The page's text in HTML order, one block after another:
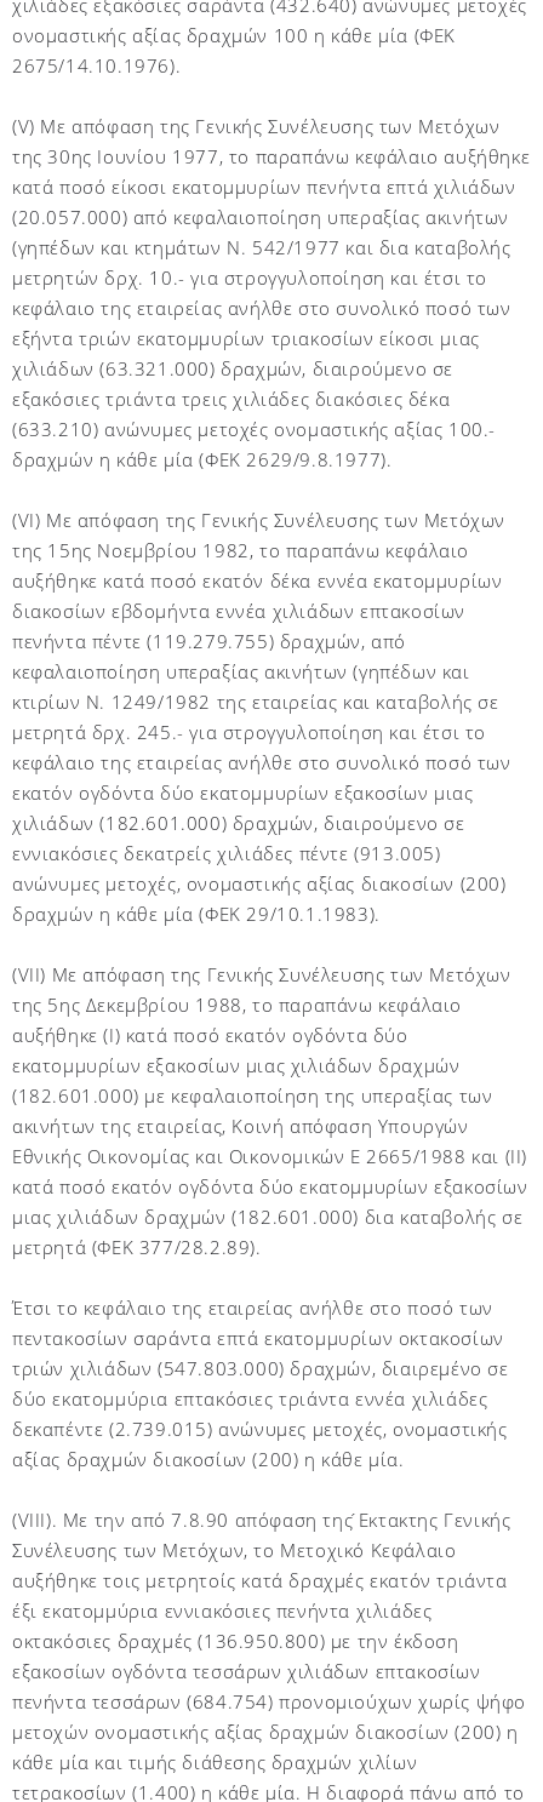
χιλιάδες εξακόσιες σαράντα (432.640) ανώνυμες μετοχές
ονομαστικής αξίας δραχμών 100 η κάθε μία (ΦΕΚ
2675/14.10.1976).
(V) Με απόφαση της Γενικής Συνέλευσης των Μετόχων
της 30ης Ιουνίου 1977, το παραπάνω κεφάλαιο αυξήθηκε
κατά ποσό είκοσι εκατομμυρίων πενήντα επτά χιλιάδων
(20.057.000) από κεφαλαιοποίηση υπεραξίας ακινήτων
(γηπέδων και κτημάτων Ν. 542/1977 και δια καταβολής
μετρητών δρχ. 10.- για στρογγυλοποίηση και έτσι το
κεφάλαιο της εταιρείας ανήλθε στο συνολικό ποσό των
εξήντα τριών εκατομμυρίων τριακοσίων είκοσι μιας
χιλιάδων (63.321.000) δραχμών, διαιρούμενο σε
εξακόσιες τριάντα τρεις χιλιάδες διακόσιες δέκα
(633.210) ανώνυμες μετοχές ονομαστικής αξίας 100.-
δραχμών η κάθε μία (ΦΕΚ 2629/9.8.1977).
(VI) Με απόφαση της Γενικής Συνέλευσης των Μετόχων
της 15ης Νοεμβρίου 1982, το παραπάνω κεφάλαιο
αυξήθηκε κατά ποσό εκατόν δέκα εννέα εκατομμυρίων
διακοσίων εβδομήντα εννέα χιλιάδων επτακοσίων
πενήντα πέντε (119.279.755) δραχμών, από
κεφαλαιοποίηση υπεραξίας ακινήτων (γηπέδων και
κτιρίων Ν. 1249/1982 της εταιρείας και καταβολής σε
μετρητά δρχ. 245.- για στρογγυλοποίηση και έτσι το
κεφάλαιο της εταιρείας ανήλθε στο συνολικό ποσό των
εκατόν ογδόντα δύο εκατομμυρίων εξακοσίων μιας
χιλιάδων (182.601.000) δραχμών, διαιρούμενο σε
εννιακόσιες δεκατρείς χιλιάδες πέντε (913.005)
ανώνυμες μετοχές, ονομαστικής αξίας διακοσίων (200)
δραχμών η κάθε μία (ΦΕΚ 29/10.1.1983).
(VII) Με απόφαση της Γενικής Συνέλευσης των Μετόχων
της 5ης Δεκεμβρίου 1988, το παραπάνω κεφάλαιο
αυξήθηκε (Ι) κατά ποσό εκατόν ογδόντα δύο
εκατομμυρίων εξακοσίων μιας χιλιάδων δραχμών
(182.601.000) με κεφαλαιοποίηση της υπεραξίας των
ακινήτων της εταιρείας, Κοινή απόφαση Υπουργών
Εθνικής Οικονομίας και Οικονομικών Ε 2665/1988 και (ΙΙ)
κατά ποσό εκατόν ογδόντα δύο εκατομμυρίων εξακοσίων
μιας χιλιάδων δραχμών (182.601.000) δια καταβολής σε
μετρητά (ΦΕΚ 377/28.2.89).
Έτσι το κεφάλαιο της εταιρείας ανήλθε στο ποσό των
πεντακοσίων σαράντα επτά εκατομμυρίων οκτακοσίων
τριών χιλιάδων (547.803.000) δραχμών, διαιρεμένο σε
δύο εκατομμύρια επτακόσιες τριάντα εννέα χιλιάδες
δεκαπέντε (2.739.015) ανώνυμες μετοχές, ονομαστικής
αξίας δραχμών διακοσίων (200) η κάθε μία.
(VIII). Με την από 7.8.90 απόφαση της ́Εκτακτης Γενικής
Συνέλευσης των Μετόχων, το Μετοχικό Κεφάλαιο
αυξήθηκε τοις μετρητοίς κατά δραχμές εκατόν τριάντα
έξι εκατομμύρια εννιακόσιες πενήντα χιλιάδες
οκτακόσιες δραχμές (136.950.800) με την έκδοση
εξακοσίων ογδόντα τεσσάρων χιλιάδων επτακοσίων
πενήντα τεσσάρων (684.754) προνομιούχων χωρίς ψήφο
μετοχών ονομαστικής αξίας δραχμών διακοσίων (200) η
κάθε μία και τιμής διάθεσης δραχμών χιλίων
τετρακοσίων (1.400) η κάθε μία. Η διαφορά πάνω από το